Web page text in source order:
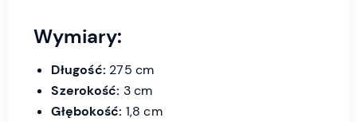
Wymiary:
Długość: 275 cm
Szerokość: 3 cm
Głębokość: 1,8 cm